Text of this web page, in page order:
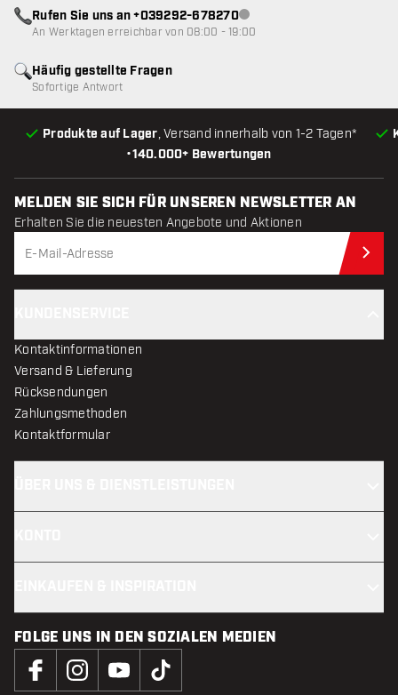
•140.000+ Bewertungen
Produkte auf Lager, Versand innerhalb von 1-2 Tagen*
Häufig gestellte Fragen
Sofortige Antwort
Rufen Sie uns an +039292-678270Kundenservice nicht
An Werktagen erreichbar von 08:00 - 19:00
MELDEN SIE SICH FÜR UNSEREN NEWSLETTER AN
Erhalten Sie die neuesten Angebote und Aktionen
Kontaktinformationen
Versand & Lieferung
Rücksendungen
Zahlungsmethoden
Kontaktformular
FOLGE UNS IN DEN SOZIALEN MEDIEN